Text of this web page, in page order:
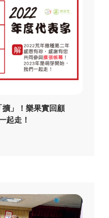
」！樂果實回顧
起走！